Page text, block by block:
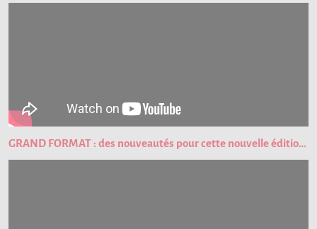
GRAND FORMAT : des nouveautés pour cette nouvelle édition du Passeport Gourmand !